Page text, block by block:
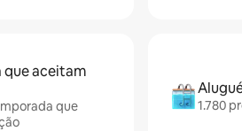
que aceitam
que
1.780